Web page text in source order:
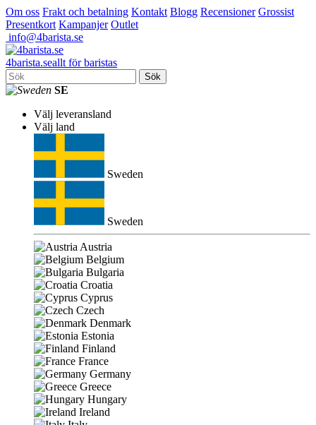
Om oss Frakt och betalning Kontakt Blogg Recensioner Grossist
Presentkort Kampanjer Outlet
info@4barista.se
4barista.seallt för baristas
Sök
SE
Välj leveransland
Välj land
Sweden
Sweden
Austria
Belgium
Bulgaria
Croatia
Cyprus
Czech
Denmark
Estonia
Finland
France
Germany
Greece
Hungary
Ireland